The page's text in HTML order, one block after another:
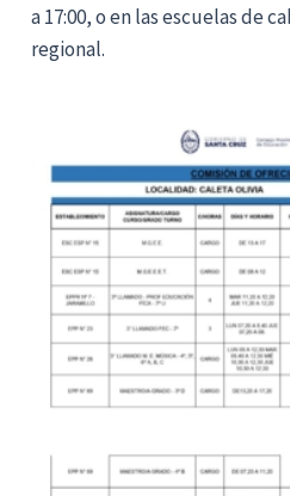
a 17:00, o en las escuelas de
regional.